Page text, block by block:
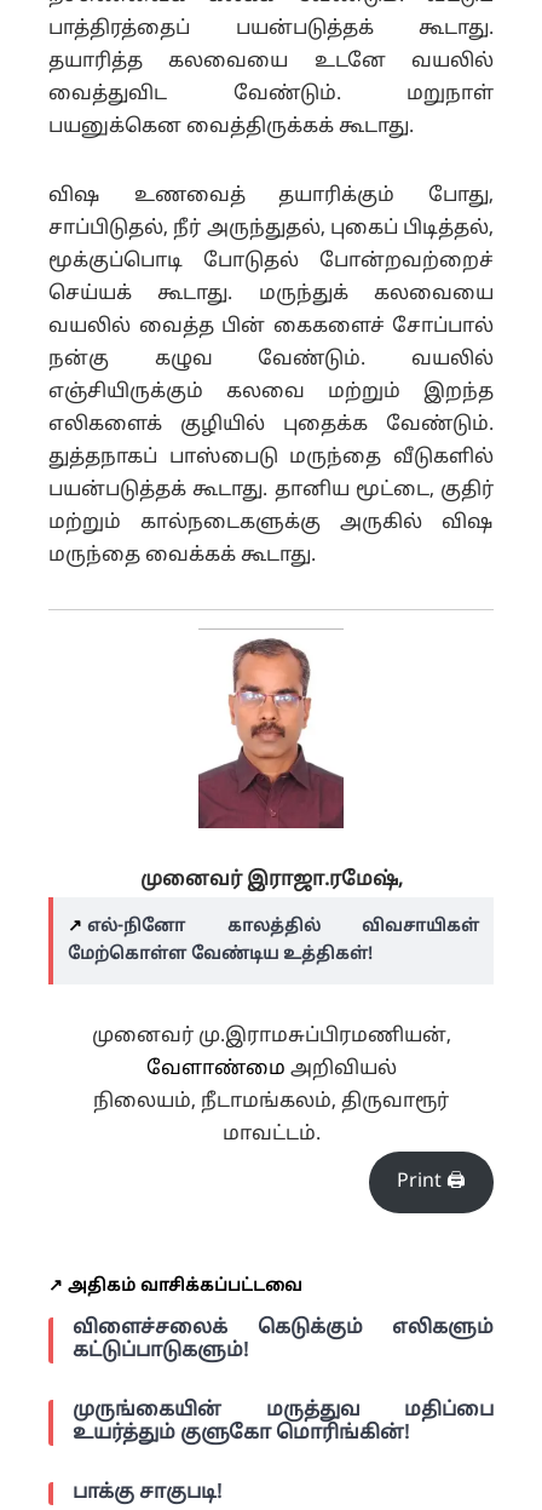
பாத்திரத்தைப் பயன்படுத்தக் கூடாது.
தயாரித்த கலவையை உடனே வயலில்
வைத்துவிட வேண்டும். மறுநாள்
பயனுக்கென வைத்திருக்கக் கூடாது.
விஷ உணவைத் தயாரிக்கும் போது,
சாப்பிடுதல், நீர் அருந்துதல், புகைப் பிடித்தல்,
மூக்குப்பொடி போடுதல் போன்றவற்றைச்
செய்யக் கூடாது. மருந்துக் கலவையை
வயலில் வைத்த பின் கைகளைச் சோப்பால்
நன்கு கழுவ வேண்டும். வயலில்
எஞ்சியிருக்கும் கலவை மற்றும் இறந்த
எலிகளைக் குழியில் புதைக்க வேண்டும்.
துத்தநாகப் பாஸ்பைடு மருந்தை வீடுகளில்
பயன்படுத்தக் கூடாது. தானிய மூட்டை, குதிர்
மற்றும் கால்நடைகளுக்கு அருகில் விஷ
மருந்தை வைக்கக் கூடாது.
முனைவர் இராஜா.ரமேஷ்,
↗️ எல்-நினோ காலத்தில் விவசாயிகள்
மேற்கொள்ள வேண்டிய உத்திகள்!
முனைவர் மு.இராமசுப்பிரமணியன்,
வேளாண்மை அறிவியல்
நிலையம், நீடாமங்கலம், திருவாரூர்
மாவட்டம்.
Print 🖨
↗️ அதிகம் வாசிக்கப்பட்டவை
விளைச்சலைக் கெடுக்கும் எலிகளும்
கட்டுப்பாடுகளும்!
முருங்கையின் மருத்துவ மதிப்பை
உயர்த்தும் குளுகோ மொரிங்கின்!
பாக்கு சாகுபடி!